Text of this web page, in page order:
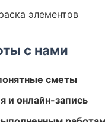
элементов
с нами
сметы
и онлайн-запись